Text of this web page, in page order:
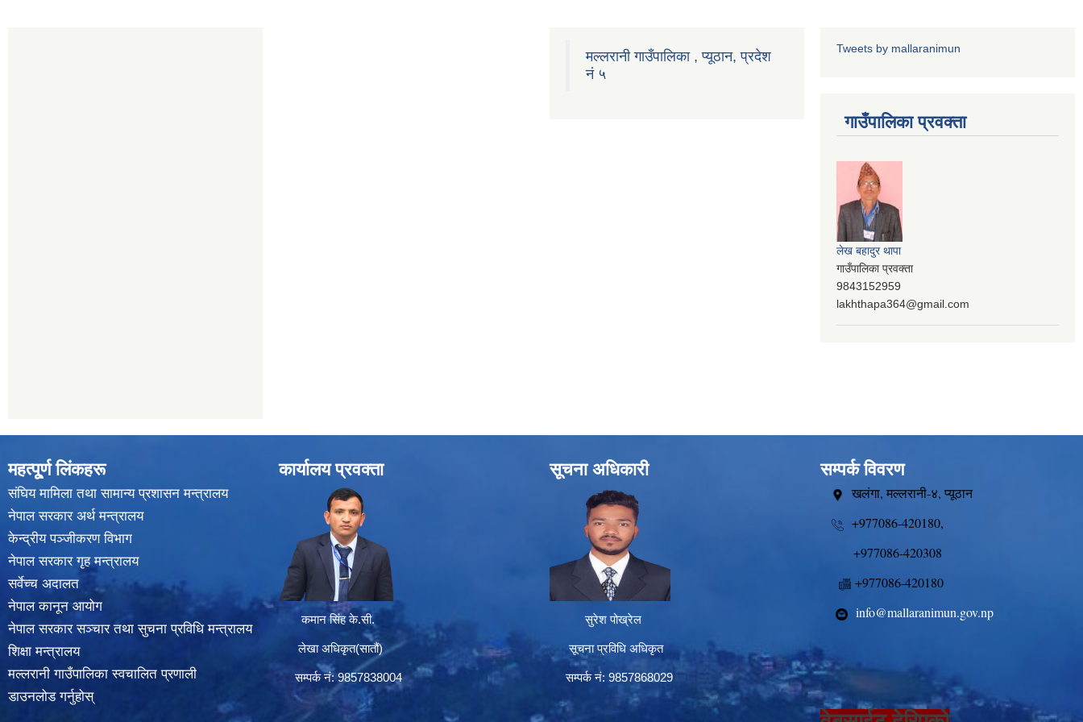
मल्लरानी गाउँपालिका , प्यूठान, प्रदेश
नं ५
Tweets by mallaranimun
गाउँपालिका प्रवक्ता
लेख बहादुर थापा
गाउँपालिका प्रवक्ता
9843152959
lakhthapa364@gmail.com
महत्पू्र्ण लिंकहरू
संघिय मामिला तथा सामान्य प्रशासन मन्त्रालय
नेपाल सरकार अर्थ मन्त्रालय
केन्द्रीय पञ्जीकरण विभाग
नेपाल सरकार गृह मन्त्रालय
सर्वेच्च अदालत
नेपाल कानून आयोग
नेपाल सरकार सञ्चार तथा सुचना प्रविधि मन्त्रालय
शिक्षा मन्त्रालय
मल्लरानी गाउँपालिका स्वचालित प्रणाली
डाउनलोड गर्नुहोस्
कार्यालय प्रवक्ता
कमान सिंह के.सी.
लेखा अधिकृत(सातौं)
सम्पर्क न‌ं: 9857838004
सूचना अधिकारी
सुरेश पोख्रेल
सूचना प्रविधि अधिकृत
सम्पर्क नं: 9857868029
सम्पर्क विवरण
खलंगा, मल्लरानी-४, प्यूठान
+977086-420180,
+977086-420308
+977086-420180
info@mallaranimun.gov.np